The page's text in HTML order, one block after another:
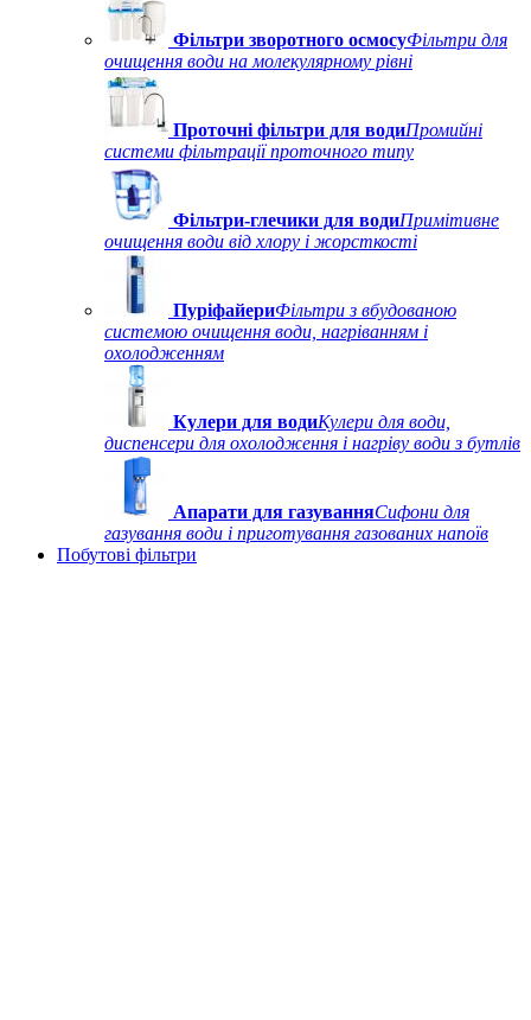
Фільтри зворотного осмосуФільтри для
очищення води на молекулярному рівні
Проточні фільтри для водиПромийні
системи фільтрації проточного типу
Фільтри-глечики для водиПримітивне
очищення води від хлору і жорсткості
ПуріфайериФільтри з вбудованою
системою очищення води, нагріванням і
охолодженням
Кулери для водиКулери для води,
диспенсери для охолодження і нагріву води з бутлів
Апарати для газуванняСифони для
газування води і приготування газованих напоїв
Побутові фільтри